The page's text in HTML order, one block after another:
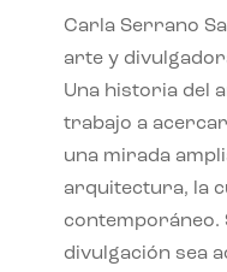
Carla Serrano
arte y
Una historia del
trabajo a
una mirada
arquitectura, la
contemporáneo.
divulgación sea